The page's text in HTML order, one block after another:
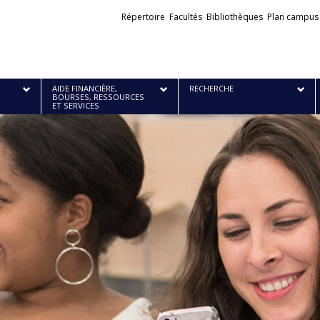
Liens
Répertoire Facultés Bibliothèques Plan campus
AIDE FINANCIÈRE,
BOURSES, RESSOURCES
ET SERVICES
RECHERCHE